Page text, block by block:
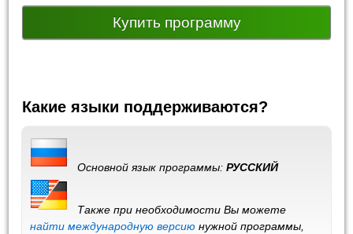
Купить программу
Какие языки поддерживаются?
Основной язык программы:РУССКИЙ
Также при необходимости Вы можете
найти международную версию нужной программы,